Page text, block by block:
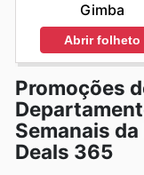
Gimba
Abrir folheto
Promoções
Semanais
Deals 365